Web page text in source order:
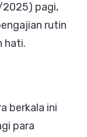
Rutin
2025) pagi,
rutin
hati.
berkala ini
para